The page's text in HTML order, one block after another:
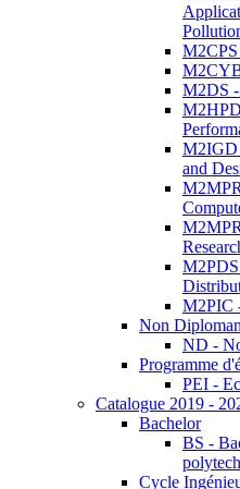
M2DS -
M2IGD
and
M2PIC
Non
ND -
Programme
PEI -
Catalogue 2019 -
Bachelor
BS -
Cycle